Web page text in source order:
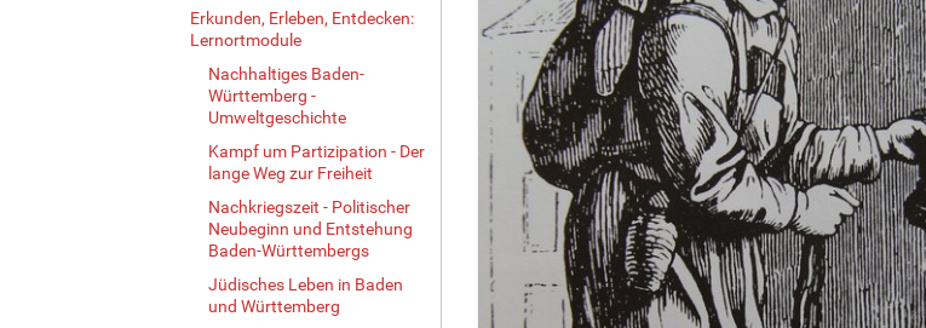
Erkunden, Erleben, Entdecken:
Lernortmodule
Nachhaltiges Baden-
Württemberg -
Umweltgeschichte
Kampf um Partizipation - Der
lange Weg zur Freiheit
Nachkriegszeit - Politischer
Neubeginn und Entstehung
Baden-Württembergs
Jüdisches Leben in Baden
und Württemberg